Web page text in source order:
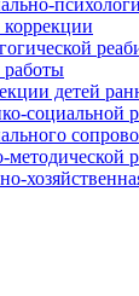
работы
детей
социальной